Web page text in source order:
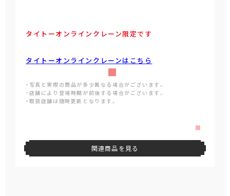
タイトーオンラインクレーン限定です
タイトーオンラインクレーンはこちら
・写真と実際の商品が多少異なる場合がございます。
・店舗により登場時期が前後する場合がございます。
・取扱店舗は随時更新となります。
関連商品を見る